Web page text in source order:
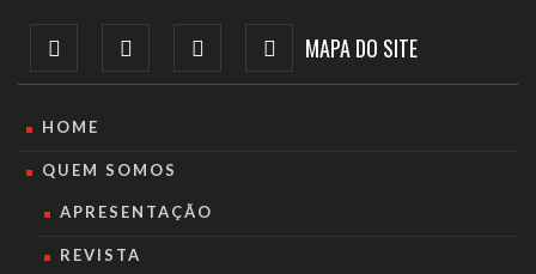
MAPA DO SITE
HOME
QUEM SOMOS
APRESENTAÇÃO
REVISTA